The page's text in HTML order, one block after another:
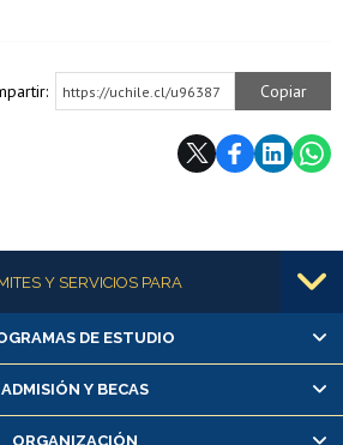
https://uchile.cl/u96387 Copiar
Y SERVICIOS PARA
os y exalumnas/os
Matrícula en línea
y cambio de asignaturas
DE ESTUDIO
ADMISIÓN Y BECAS
ORGANIZACIÓN